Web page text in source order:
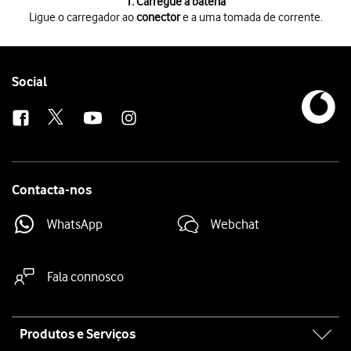
Ligue o carregador aoconectore a uma tomada de corrente.
Quandoo ícone de bateria em carregamentofor mostrado no ecrã, a
Follow
Social
Contacta-nos
WhatsApp Webchat
Fala connosco
map
Produtos e Serviços